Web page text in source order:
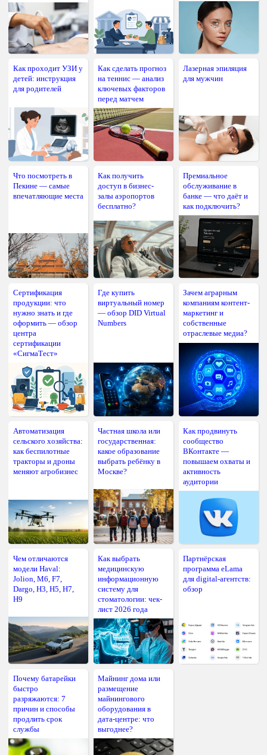
Как проходит УЗИ у
детей: инструкция
для родителей
Как сделать прогноз
на теннис — анализ
ключевых факторов
перед матчем
Лазерная эпиляция
для мужчин
Что посмотреть в
Пекине — самые
впечатляющие места
Как получить
доступ в бизнес-
залы аэропортов
бесплатно?
Премиальное
обслуживание в
банке — что даёт и
как подключить?
Сертификация
продукции: что
нужно знать и где
оформить — обзор
центра
сертификации
«СигмаТест»
Где купить
виртуальный номер
— обзор DID Virtual
Numbers
Зачем аграрным
компаниям контент-
маркетинг и
собственные
отраслевые медиа?
Автоматизация
сельского хозяйства:
как беспилотные
тракторы и дроны
меняют агробизнес
Частная школа или
государственная:
какое образование
выбрать ребёнку в
Москве?
Как продвинуть
сообщество
ВКонтакте —
повышаем охваты и
активность
аудитории
Чем отличаются
модели Haval:
Jolion, M6, F7,
Dargo, H3, H5, H7,
H9
Как выбрать
медицинскую
информационную
систему для
стоматологии: чек-
лист 2026 года
Партнёрская
программа eLama
для digital-агентств:
обзор
Почему батарейки
быстро
разряжаются: 7
причин и способы
продлить срок
службы
Майнинг дома или
размещение
майнингового
оборудования в
дата-центре: что
выгоднее?